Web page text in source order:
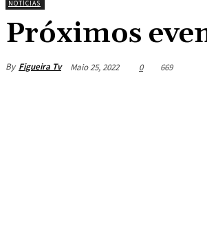
NOTÍCIAS
Próximos
By Figueira Tv Maio 25, 2022 0 669